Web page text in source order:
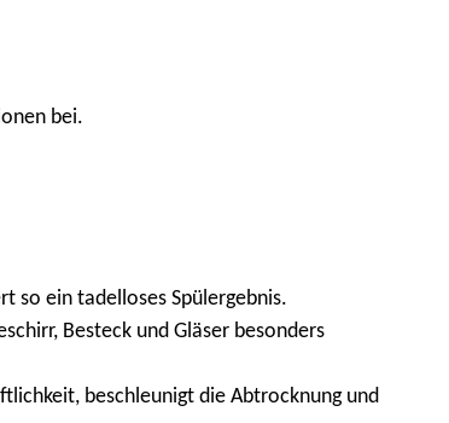
bei.
so ein tadelloses Spülergebnis.
Besteck und Gläser besonders
beschleunigt die Abtrocknung und